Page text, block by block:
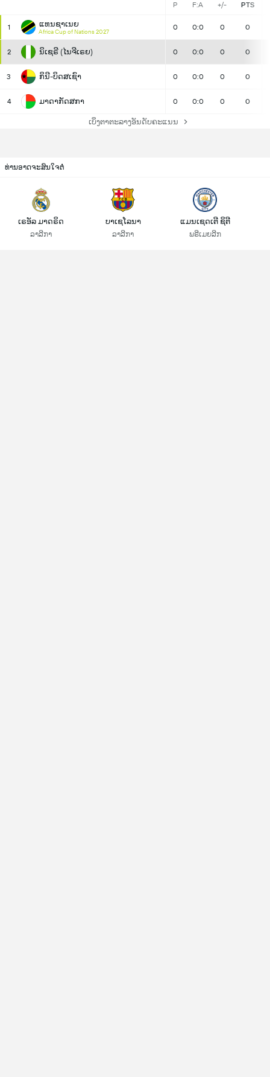
P F:A +/- PTS
1 ແທນຊາເນຍ
Africa Cup of Nations 2027
0 0:0 0 0
2 ນິເຊຣີ (ໄນຈີເຣຍ) 0 0:0 0 0
3 ກິນີ-ບິດສເຊົາ 0 0:0 0 0
4 ມາດາກັດສກາ 0 0:0 0 0
ເບິ່ງຕາຕະລາງອັນດັບຄະແນນ
ທ່ານອາດຈະສົນໃຈຕໍ່
ເຣອັລ ມາດຣິດ
ລາລີກາ
ບາເຊໂລນາ
ລາລີກາ
ແມນເຊດເຕີ ຊິຕີ
ພຣີເມຍລີກ